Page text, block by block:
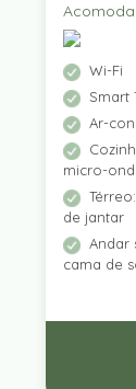
Acomoda
Wi-Fi
Smart
Ar-
micro-
de jantar
Andar
cama de